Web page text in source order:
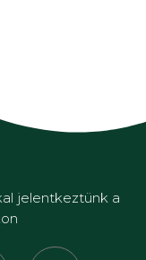
jelentkeztünk a